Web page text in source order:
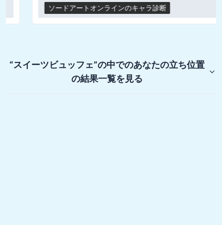
ソードアートオンラインのキャラ診断
“スイーツビュッフェ”の中でのあなたの立ち位置
の結果一覧を見る